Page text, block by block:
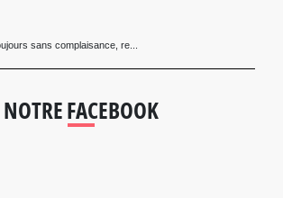
sans complaisance, re...
NOTRE FACEBOOK